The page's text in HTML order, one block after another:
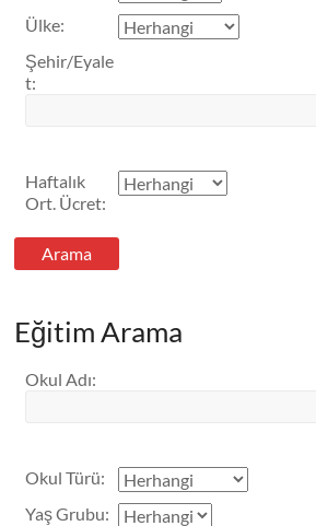
Ülke:
Şehir/Eyale
t:
Haftalık
Ort. Ücret:
Eğitim Arama
Okul Adı:
Okul Türü:
Yaş Grubu: